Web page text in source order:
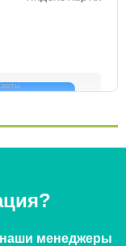
менеджеры